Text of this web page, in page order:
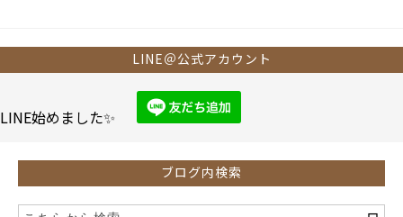
b
o
k
LINE＠公式アカウント
LINE始めました✨
ブログ内検索